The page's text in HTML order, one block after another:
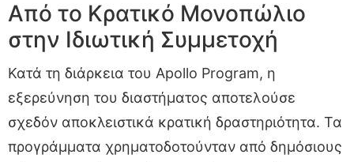
Από το Κρατικό Μονοπώλιο
στην Ιδιωτική Συμμετοχή
Κατά τη διάρκεια του Apollo Program, η
εξερεύνηση του διαστήματος αποτελούσε
σχεδόν αποκλειστικά κρατική δραστηριότητα. Τα
προγράμματα χρηματοδοτούνταν από δημόσιους